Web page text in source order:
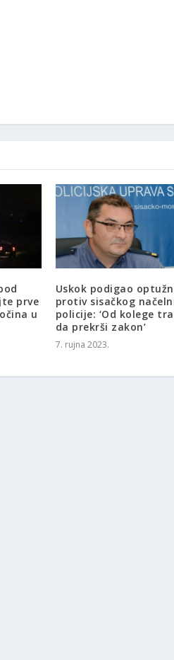
prve
u
Uskok podigao
protiv sisačkog
policije: ‘Od kolege
da prekrši zakon’
7. rujna 2023.